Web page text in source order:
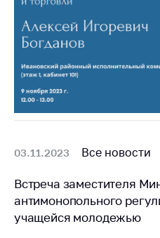
03.11.2023 Все новости
Встреча заместителя
антимонопольного
учащейся молодежью